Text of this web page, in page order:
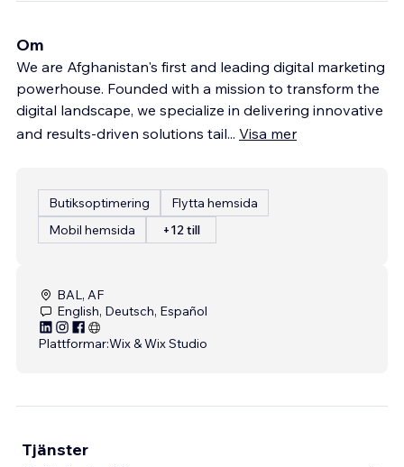
Om
We are Afghanistan's first and leading digital marketing
powerhouse. Founded with a mission to transform the
digital landscape, we specialize in delivering innovative
and results-driven solutions tail... Visa mer
Butiksoptimering
Flytta hemsida
Mobil hemsida
+12 till
BAL, AF
English, Deutsch, Español
Plattformar:Wix & Wix Studio
Tjänster